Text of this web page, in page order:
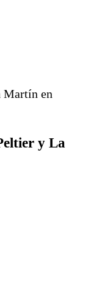
Martín en
y La